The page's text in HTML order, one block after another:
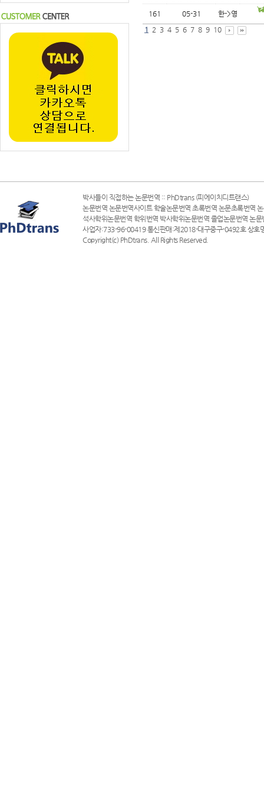
161 05-31
한->영
1
2 3 4 5 6 7 8 9 10
박사들이 직접하는 논문번역 :: PhDtrans (피에이치디트랜스)
논문번역 논문번역사이트 학술논문번역 초록번역 논문초록번역
석사학위논문번역 학위번역 박사학위논문번역 졸업논문번역 논
사업자:733-96-00419 통신판매:제2018-대구중구-0492호 상호
Copyright(c) PhDtrans. All Rights Reserved.